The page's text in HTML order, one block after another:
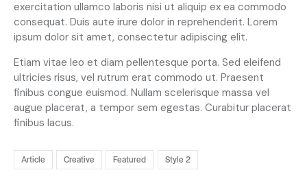
exercitation ullamco laboris nisi ut aliquip ex ea commodo
consequat. Duis aute irure dolor in reprehenderit. Lorem
ipsum dolor sit amet, consectetur adipiscing elit.
Etiam vitae leo et diam pellentesque porta. Sed eleifend
ultricies risus, vel rutrum erat commodo ut. Praesent
finibus congue euismod. Nullam scelerisque massa vel
augue placerat, a tempor sem egestas. Curabitur placerat
finibus lacus.
Article Creative Featured Style 2